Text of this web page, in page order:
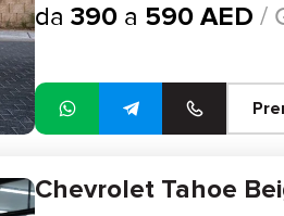
da 390 a 590 AED /
Chevrolet Tahoe